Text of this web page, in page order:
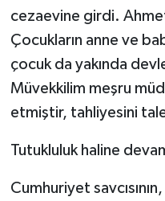
cezaevine girdi.
Çocukların anne ve
çocuk da yakında
Müvekkilim meşru
etmiştir, tahliyesini
Tutukluluk haline
Cumhuriyet